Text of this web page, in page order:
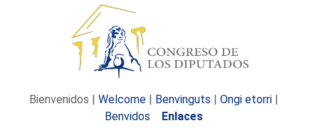
Bienvenidos | Welcome | Benvinguts | Ongi etorri |
Benvidos
Enlaces